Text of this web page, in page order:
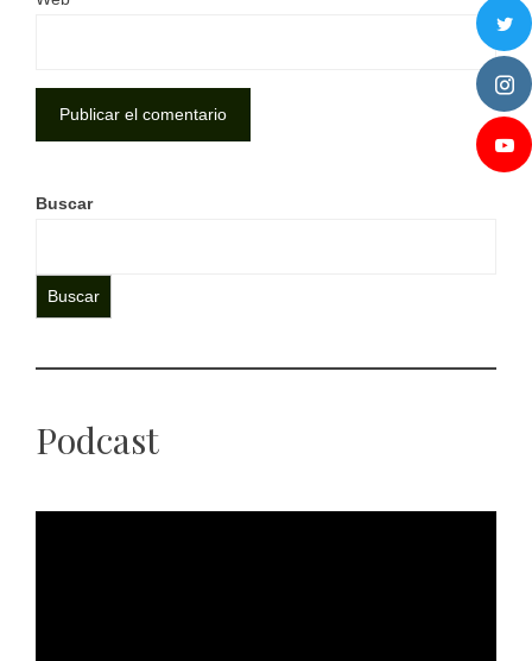
Buscar
Buscar
Podcast